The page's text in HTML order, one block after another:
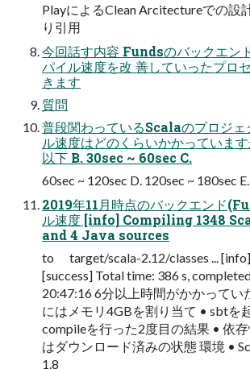
PlayによるClean Arcitectureでの設
り引用
今回話す内容 Fundsのバックエン
パイル速度を改 善していったプロ
きます
質問
普段関わっているScalaのプロジェ
ル速度はどのくらいかかっていま
以下 B. 30sec ~ 60sec C.
60sec ~ 120sec D. 120sec ~ 180sec
2019年11月時点のバックエンド
ル速度 [info] Compiling 1348
and 4 Java sources
to target/scala-2.12/classes ... [info]
[success] Total time: 386 s,
20:47:16 6分以上時間がかかってい
にはメモリ4GBを割り当て • sbtを
compileを行った2度目の結果 • 依
はダウンロード済みの状態 環境 •
1.8